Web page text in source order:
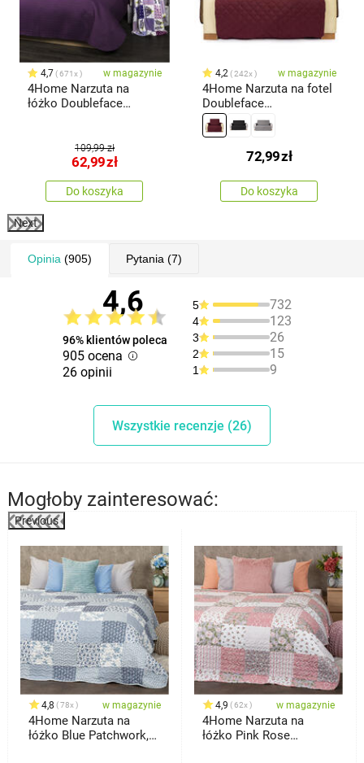
4,7 671x w magazynie
4Home Narzuta na
łóżko Doubleface
109,99 zł
62,99zł
Do koszyka
4,2 242x w magazynie
4Home Narzuta na fotel
Doubleface
bordo/beżowy, 60 x 220
cm
72,99zł
Do koszyka
Next
Opinia (905) Pytania (7)
4,6
96% klientów poleca
905 ocena
26 opinii
5 732
4 123
3 26
2 15
1 9
Wszystkie recenzje (26)
Mogłoby zainteresować:
Previous
4,8 78x w magazynie
4Home Narzuta na
łóżko Blue Patchwork,
4,9 62x w magazynie
4Home Narzuta na
łóżko Pink Rose